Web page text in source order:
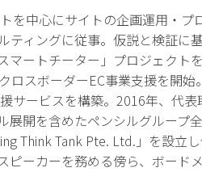
を中心にサイトの企画運用・プ
ティングに従事。仮説と検証に
マートチーター」プロジェクト
ロスボーダーEC事業支援を開
サービスを構築。2016年、代
展開を含めたペンシルグループ
Think Tank Pte. Ltd.」を設立
ーカーを務める傍ら、ボード